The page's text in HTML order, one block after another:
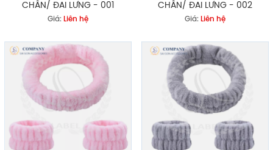
CHÂN/ ĐAI LƯNG - 001
Giá: Liên hệ
CHÂN/ ĐAI LƯNG - 002
Giá: Liên hệ